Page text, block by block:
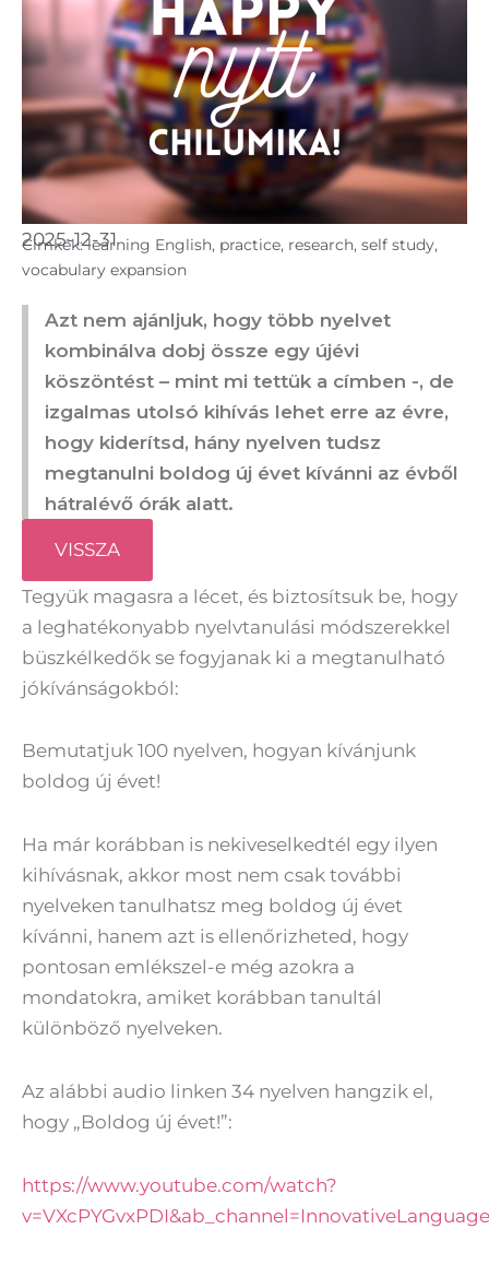
2025-12-31
Cimkék: learning English, practice, research, self study,
vocabulary expansion
Azt nem ajánljuk, hogy több nyelvet
kombinálva dobj össze egy újévi
köszöntést – mint mi tettük a címben -, de
izgalmas utolsó kihívás lehet erre az évre,
hogy kiderítsd, hány nyelven tudsz
megtanulni boldog új évet kívánni az évből
hátralévő órák alatt.
VISSZA
Tegyük magasra a lécet, és biztosítsuk be, hogy
a leghatékonyabb nyelvtanulási módszerekkel
büszkélkedők se fogyjanak ki a megtanulható
jókívánságokból:
Bemutatjuk 100 nyelven, hogyan kívánjunk
boldog új évet!
Ha már korábban is nekiveselkedtél egy ilyen
kihívásnak, akkor most nem csak további
nyelveken tanulhatsz meg boldog új évet
kívánni, hanem azt is ellenőrizheted, hogy
pontosan emlékszel-e még azokra a
mondatokra, amiket korábban tanultál
különböző nyelveken.
Az alábbi audio linken 34 nyelven hangzik el,
hogy „Boldog új évet!”:
https://www.youtube.com/watch?